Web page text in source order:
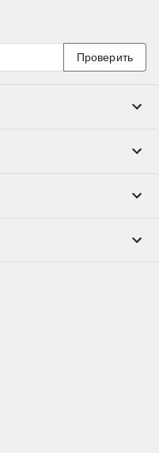
Проверить